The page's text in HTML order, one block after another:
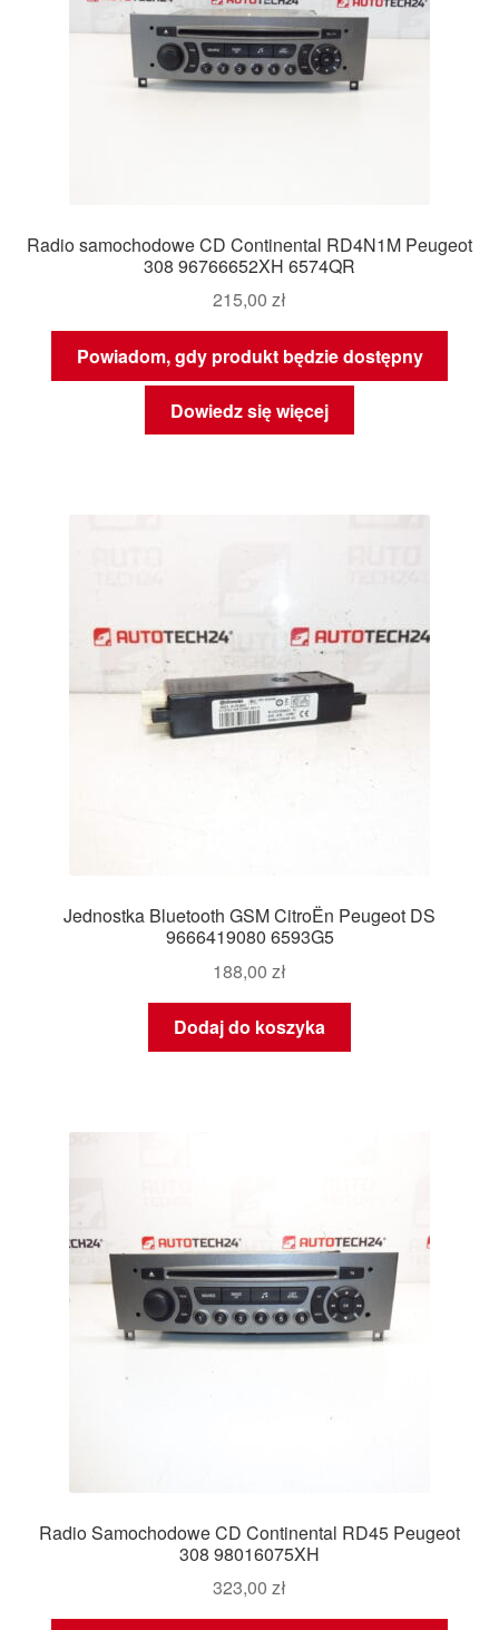
Radio samochodowe CD Continental RD4N1M Peugeot
308 96766652XH 6574QR
215,00 zł
Powiadom, gdy produkt będzie dostępny
Dowiedz się więcej
Jednostka Bluetooth GSM CitroËn Peugeot DS
9666419080 6593G5
188,00 zł
Dodaj do koszyka
Radio Samochodowe CD Continental RD45 Peugeot
308 98016075XH
323,00 zł